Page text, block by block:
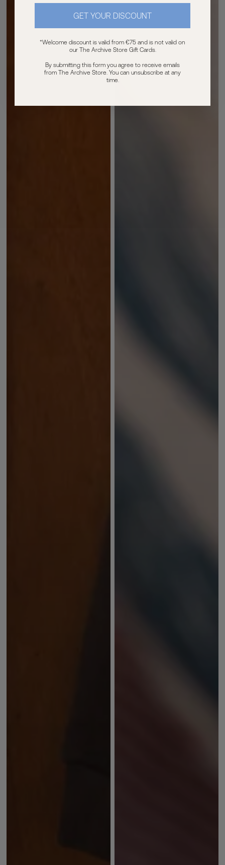
GET YOUR DISCOUNT
*Welcome discount is valid from €75 and is not valid on
our The Archive Store Gift Cards.
By submitting this form you agree to receive emails
from The Archive Store. You can unsubscribe at any
time.